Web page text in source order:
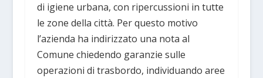
di igiene urbana, con ripercussioni in tutte
le zone della città. Per questo motivo
l’azienda ha indirizzato una nota al
Comune chiedendo garanzie sulle
operazioni di trasbordo, individuando aree